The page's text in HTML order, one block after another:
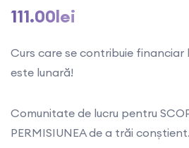
111.00lei
Curs care se contribuie financiar
este lunară!
Comunitate de lucru pentru
PERMISIUNEA de a trăi conştient.